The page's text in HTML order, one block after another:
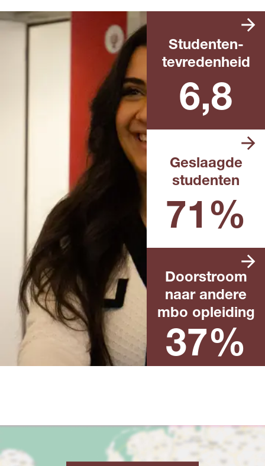
Studenten­
tevredenheid
6,8
Geslaagde
studenten
71%
afgelopen schooljaar
Doorstroom
naar andere
mbo opleiding
37%
Landelijk percentage na het
behalen van een mbo-
diploma in het afgelopen
schooljaar